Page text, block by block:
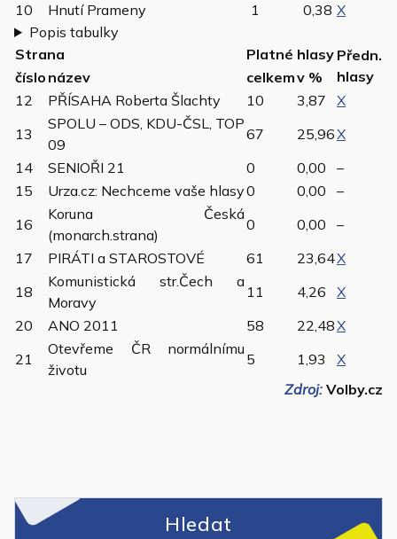
10
Hnutí Prameny 1 0,38 X
Popis tabulky
Strana
Platné hlasy Předn.
hlasy
číslo název celkemv %
12
PŘÍSAHA Roberta Šlachty 10 3,87
X
13
SPOLU – ODS, KDU-ČSL, TOP
09
67 25,96X
14
SENIOŘI 21 0 0,00
–
15
Urza.cz: Nechceme vaše hlasy0 0,00
–
16
Koruna Česká
(monarch.strana)
0 0,00
–
17
PIRÁTI a STAROSTOVÉ 61 23,64X
18
Komunistická str.Čech a
Moravy
11 4,26
X
20
ANO 2011 58 22,48X
21
Otevřeme ČR normálnímu
životu
5 1,93
X
Zdroj: Volby.cz
Hledat